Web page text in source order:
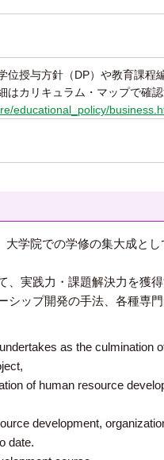
位授与方針（DP）や教育課程
カリキュラム・マップで確認
educational_policy/
学院での学修の集大成と
実践力・課題解決力を獲得
ップ開発の手法、各種専門
as the culmination
of human resource
development,
date.